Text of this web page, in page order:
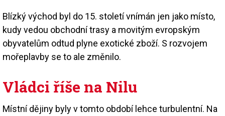
Blízký východ byl do 15. století vnímán jen jako místo,
kudy vedou obchodní trasy a movitým evropským
obyvatelům odtud plyne exotické zboží. S rozvojem
mořeplavby se to ale změnilo.
Vládci říše na Nilu
Místní dějiny byly v tomto období lehce turbulentní. Na